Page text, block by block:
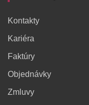
Kontakty
Kariéra
Faktúry
Objednávky
Zmluvy